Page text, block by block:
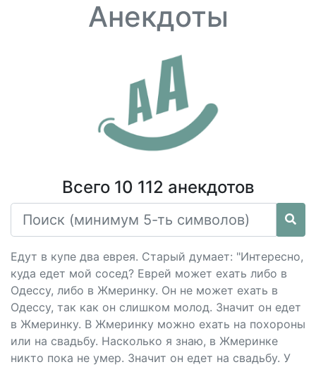
Анекдоты
Всего 10 112 анекдотов
Едут в купе два еврея. Старый думает: "Интересно,
куда едет мой сосед? Еврей может ехать либо в
Одессу, либо в Жмеринку. Он не может ехать в
Одессу, так как он слишком молод. Значит он едет
в Жмеринку. В Жмеринку можно ехать на похороны
или на свадьбу. Насколько я знаю, в Жмеринке
никто пока не умер. Значит он едет на свадьбу. У